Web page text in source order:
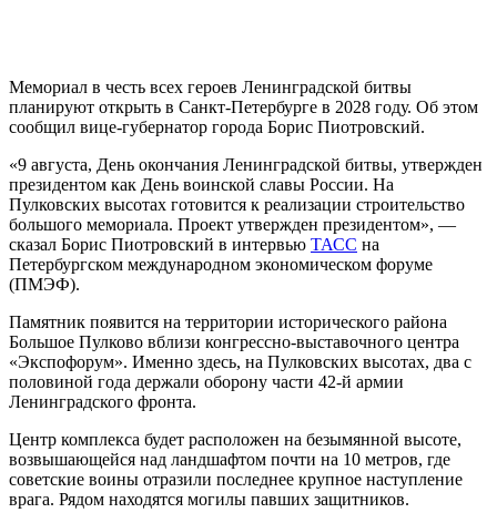
Мемориал в честь всех героев Ленинградской битвы
планируют открыть в Санкт-Петербурге в 2028 году. Об этом
сообщил вице-губернатор города Борис Пиотровский.
«9 августа, День окончания Ленинградской битвы, утвержден
президентом как День воинской славы России. На
Пулковских высотах готовится к реализации строительство
большого мемориала. Проект утвержден президентом», —
сказал Борис Пиотровский в интервью ТАСС на
Петербургском международном экономическом форуме
(ПМЭФ).
Памятник появится на территории исторического района
Большое Пулково вблизи конгрессно-выставочного центра
«Экспофорум». Именно здесь, на Пулковских высотах, два с
половиной года держали оборону части 42-й армии
Ленинградского фронта.
Центр комплекса будет расположен на безымянной высоте,
возвышающейся над ландшафтом почти на 10 метров, где
советские воины отразили последнее крупное наступление
врага. Рядом находятся могилы павших защитников.